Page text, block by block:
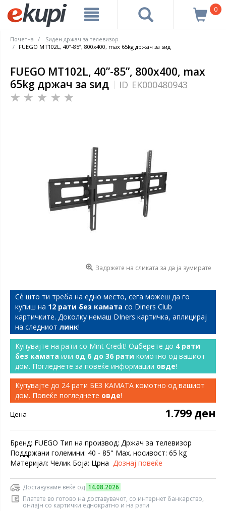
0
Почетна
Ѕиден држач за телевизор
FUEGO MT102L, 40”-85”, 800x400, max 65kg држач за ѕид
FUEGO MT102L, 40”-85”, 800x400, max
65kg држач за ѕид
ID EK000480943
Задржете на сликата за да ја зумирате
Сѐ што ти треба на едно место, сега можеш да го
купиш на 12 рати без камата со Diners Club
картичките. Доколку немаш DIners картичка, аплицирај
на следниот линк!
Купувајте на рати со Mint Credit! Одберете до 4 рати
без камата или од 6 до 36 рати комотно од вашиот
дом. Погледнете за повеќе информации овде!
Купувајте до 24 рати БЕЗ КАМАТА комотно од вашиот
дом. Повеќе погледнете овде!
Цена 1.799 ден
Бренд: FUEGO Тип на производ: Држач за телевизор
Поддржани големини: 40 - 85" Маx. носивост: 65 kg
Материјал: Челик Боја: Црна Дознај повеќе
Доставуваме веќе од 14.08.2026
Платете во готово на доставувачот, со интернет банкарство,
онлајн со картички еднократно и на рати